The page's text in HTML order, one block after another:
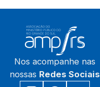
Nos acompanhe nas
nossas Redes Sociais